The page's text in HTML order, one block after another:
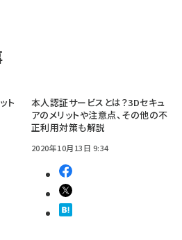
ト
本人認証サービスとは？3Dセキュ
アのメリットや注意点、その他の不
正利用対策も解説
2020年10月13日 9:34